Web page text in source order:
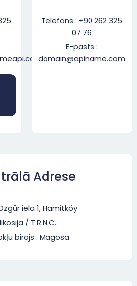
Telefons : +90 262 325
07 76
E-pasts :
domain@apiname.com
Adrese
iela 1, Hamitköy
/ T.R.N.C.
birojs : Magosa